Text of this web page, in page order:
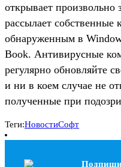
открывает произвольно
рассылает собственные
обнаруженным в
Book. Антивирусные
регулярно обновляйте
и ни в коем случае не
полученные при
Теги:НовостиСофт